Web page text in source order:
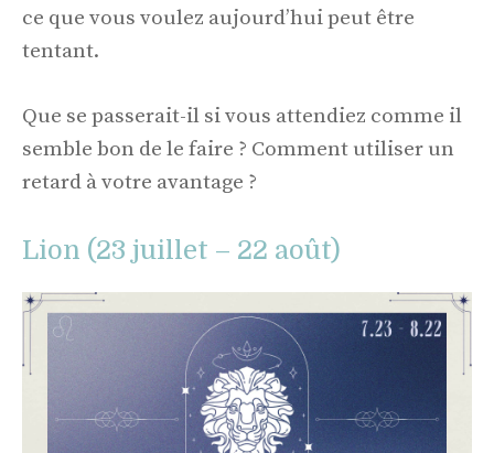
ce que vous voulez aujourd’hui peut être
tentant.
Que se passerait-il si vous attendiez comme il
semble bon de le faire ? Comment utiliser un
retard à votre avantage ?
Lion (23 juillet – 22 août)